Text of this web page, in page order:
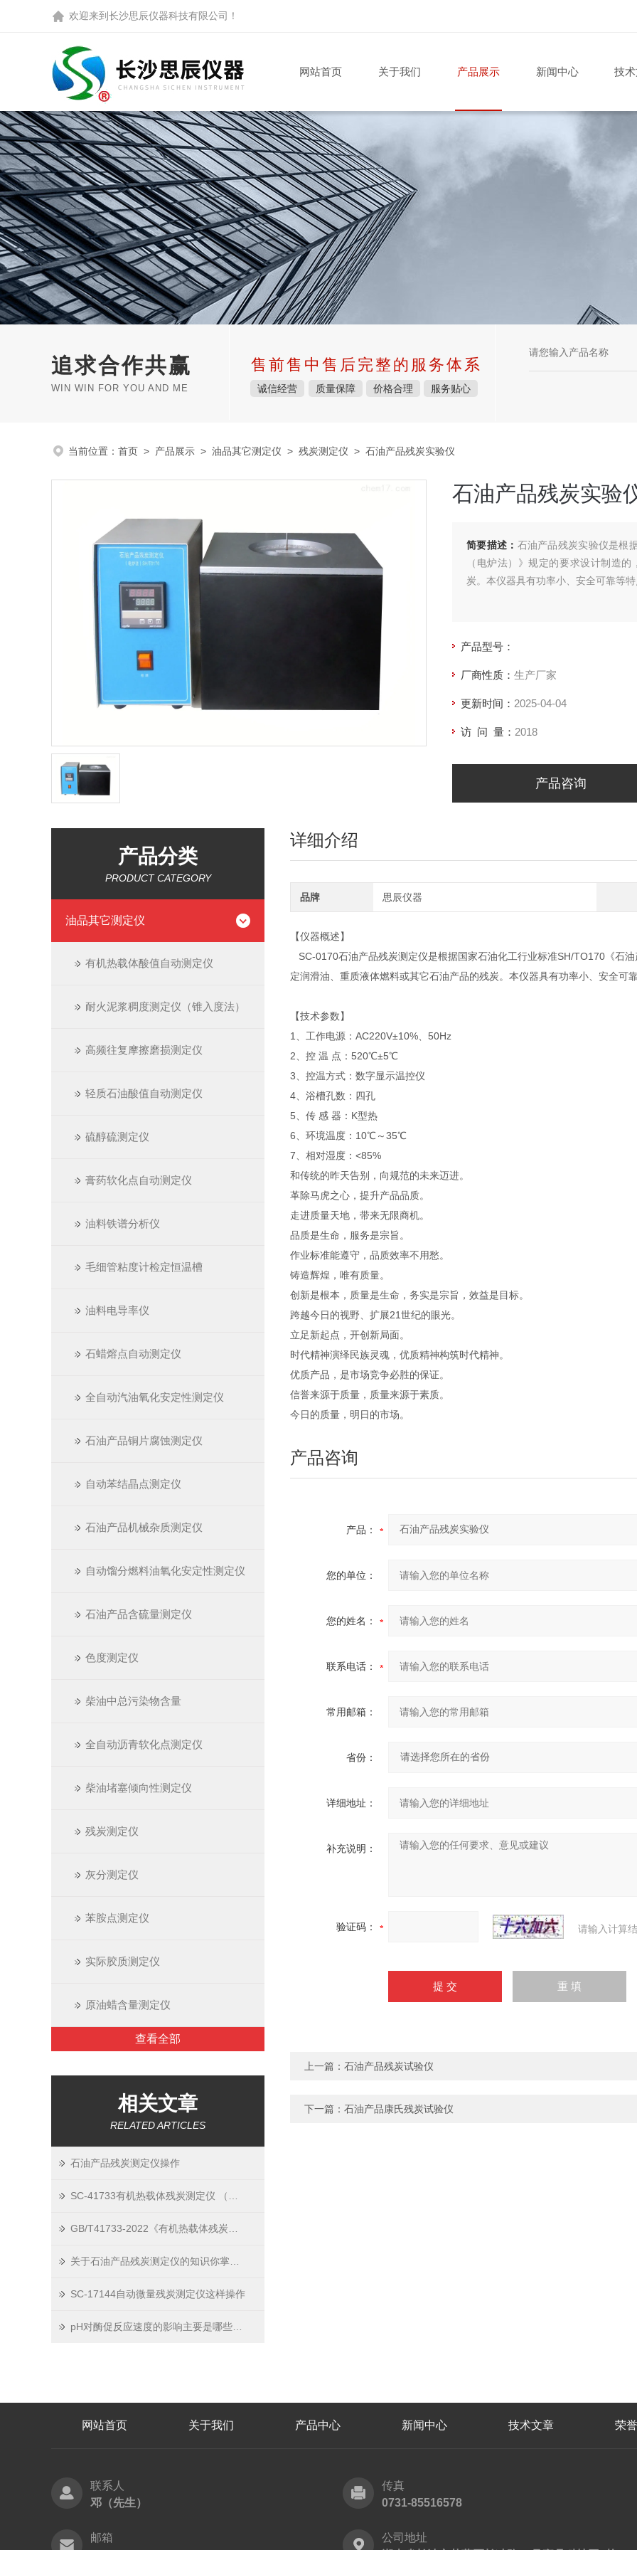
欢迎来到 长沙思辰仪器科技有限公司 ！
网站首页 关于我们 产品展示 新闻中心 技
追求合作共赢
WIN WIN FOR YOU AND ME
售前售中售后完整的服务体系
诚信经营 质量保障 价格合理 服务贴心
当前位置： 首页 > 产品展示 > 油品其它测定仪 > 残炭测定仪 > 石油产品残炭实验仪
石油产品残炭实验
简要描述： 石油产品残炭实验仪是根
（电炉法）》规定的要求设计制造
炭。本仪器具有功率小、安全可靠等
产品型号：
厂商性质： 生产厂家
更新时间： 2025-04-04
访 问 量： 2018
产品咨询
产品分类
PRODUCT CATEGORY
油品其它测定仪
有机热载体酸值自动测定仪
耐火泥浆稠度测定仪（锥入度法）
高频往复摩擦磨损测定仪
轻质石油酸值自动测定仪
硫醇硫测定仪
膏药软化点自动测定仪
油料铁谱分析仪
毛细管粘度计检定恒温槽
油料电导率仪
石蜡熔点自动测定仪
全自动汽油氧化安定性测定仪
石油产品铜片腐蚀测定仪
自动苯结晶点测定仪
石油产品机械杂质测定仪
自动馏分燃料油氧化安定性测定仪
石油产品含硫量测定仪
色度测定仪
柴油中总污染物含量
全自动沥青软化点测定仪
柴油堵塞倾向性测定仪
残炭测定仪
灰分测定仪
苯胺点测定仪
实际胶质测定仪
原油蜡含量测定仪
查看全部
相关文章
RELATED ARTICLES
石油产品残炭测定仪操作
SC-17144自动微量残炭测定仪这样操作
详细介绍
品牌 思辰仪器
【仪器概述】
SC-0170石油产品残炭测定仪是根据国家石油化工行业标准SH/TO170《石
定润滑油、重质液体燃料或其它石油产品的残炭。本仪器具有功率小、安全可
【技术参数】
1、工作电源：AC220V±10%、50Hz
2、控 温 点：520℃±5℃
3、控温方式：数字显示温控仪
4、浴槽孔数：四孔
5、传 感 器：K型热
6、环境温度：10℃～35℃
7、相对湿度：<85%
和传统的昨天告别，向规范的未来迈进。
革除马虎之心，提升产品品质。
走进质量天地，带来无限商机。
品质是生命，服务是宗旨。
作业标准能遵守，品质效率不用愁。
铸造辉煌，唯有质量。
创新是根本，质量是生命，务实是宗旨，效益是目标。
跨越今日的视野、扩展21世纪的眼光。
立足新起点，开创新局面。
时代精神演绎民族灵魂，优质精神构筑时代精神。
优质产品，是市场竞争必胜的保证。
信誉来源于质量，质量来源于素质。
今日的质量，明日的市场。
产品咨询
产品：
您的单位：
您的姓名：
联系电话：
常用邮箱：
省份：
详细地址：
补充说明：
验证码： 请输入计算
上一篇： 石油产品残炭试验仪
下一篇： 石油产品康氏残炭试验仪
网站首页 关于我们 产品中心 新闻中心 技术文章 荣
联系人
邓（先生）
传真
0731-85516578
邮箱
公司地址